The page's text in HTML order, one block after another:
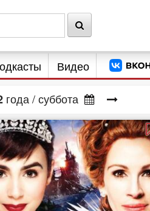
Видео
года/ суббота